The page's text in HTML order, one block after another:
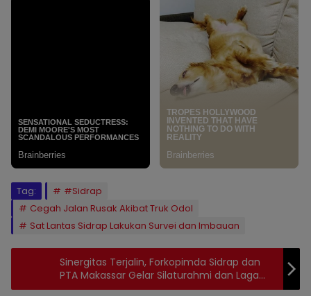
Tag:
#Sidrap
Cegah Jalan Rusak Akibat Truk Odol
Sat Lantas Sidrap Lakukan Survei dan Imbauan
Sinergitas Terjalin, Forkopimda Sidrap dan
PTA Makassar Gelar Silaturahmi dan Laga
Tenis